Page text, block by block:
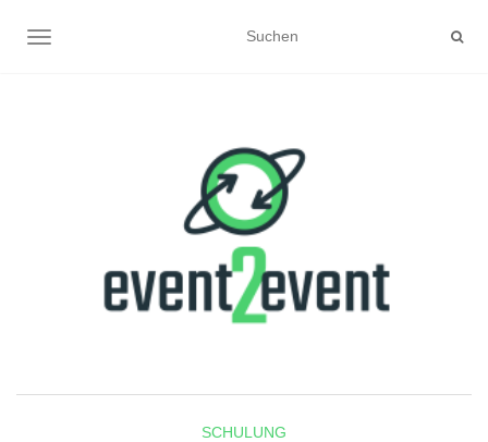
NAVIGATION UMSCHALTEN
SCHULUNG